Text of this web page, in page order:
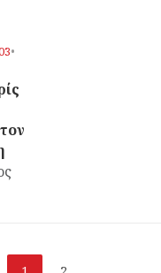
•